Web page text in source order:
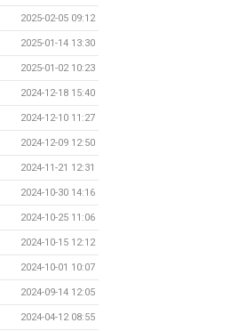
2025-02-05 09:12
2025-01-14 13:30
2025-01-02 10:23
2024-12-18 15:40
2024-12-10 11:27
2024-12-09 12:50
2024-11-21 12:31
2024-10-30 14:16
2024-10-25 11:06
2024-10-15 12:12
2024-10-01 10:07
2024-09-14 12:05
2024-04-12 08:55